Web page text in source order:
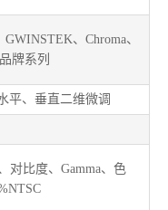
、Chroma、
牌系列
平、垂直二维微调
对比度、Gamma、色